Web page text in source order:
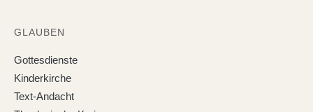
GLAUBEN
Gottesdienste
Kinderkirche
Text-Andacht